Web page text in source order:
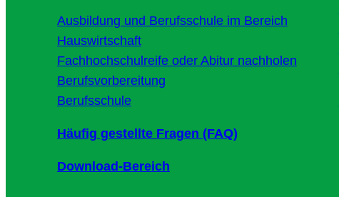
Ausbildung und Berufsschule im Bereich
Hauswirtschaft
Fachhochschulreife oder Abitur nachholen
Berufsvorbereitung
Berufsschule
Häufig gestellte Fragen (FAQ)
Download-Bereich